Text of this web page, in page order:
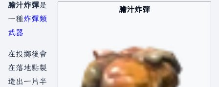
膽汁炸彈
膽汁炸彈是
一種炸彈類
武器
在投擲後會
在落地點製
造出一片半